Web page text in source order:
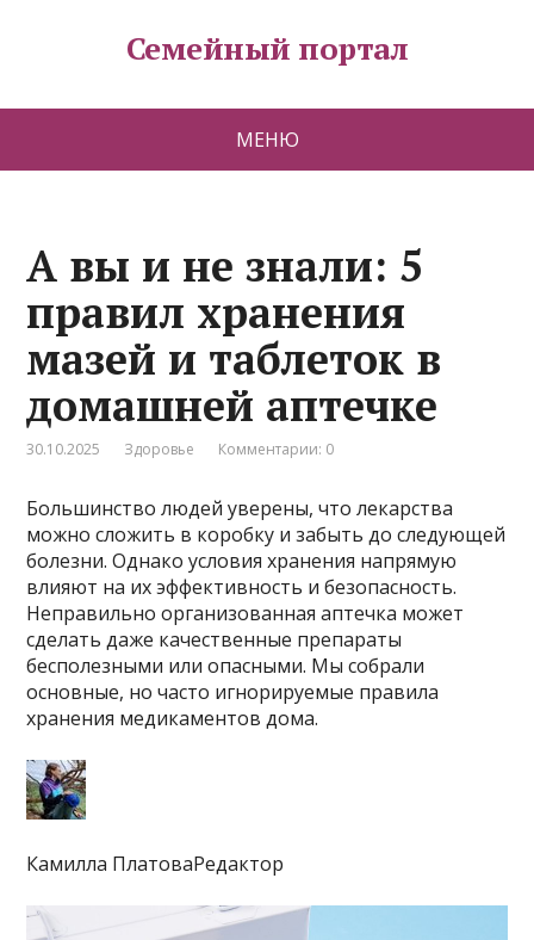
Семейный портал
МЕНЮ
А вы и не знали: 5
правил хранения
мазей и таблеток в
домашней аптечке
30.10.2025 Здоровье Комментарии: 0
Большинство людей уверены, что лекарства
можно сложить в коробку и забыть до следующей
болезни. Однако условия хранения напрямую
влияют на их эффективность и безопасность.
Неправильно организованная аптечка может
сделать даже качественные препараты
бесполезными или опасными. Мы собрали
основные, но часто игнорируемые правила
хранения медикаментов дома.
Камилла ПлатоваРедактор